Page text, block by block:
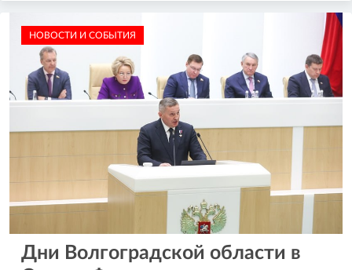
НОВОСТИ И СОБЫТИЯ
Дни Волгоградской области в